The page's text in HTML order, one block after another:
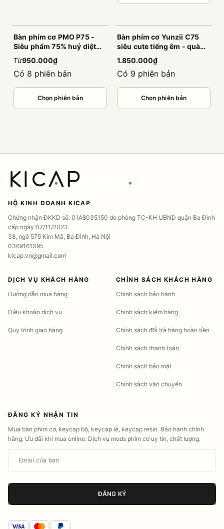
Bàn phím cơ PMO P75 -
Siêu phẩm 75% huỷ diệt
phân khúc 1 triệu
Từ950.000₫
Có 8 phiên bản
Chọn phiên bản
Bàn phím cơ Yunzii C75
siêu cute tiếng êm - quà
tặng dành riêng cho các
bạn nữ
1.850.000₫
Có 9 phiên bản
Chọn phiên bản
HỘ KINH DOANH KICAP
Chứng nhận ĐKKD số: 01A8035150 do phòng TC-KH UBND quận Ba Đình
cấp ngày 07/11/2023
38, ngõ 575 Kim Mã, Ba Đình, Hà Nội
0369161095
kicap.vn@gmail.com
DỊCH VỤ KHÁCH HÀNG
Hướng dẫn mua hàng
Điều khoản dịch vụ
Quy trình giao hàng
CHÍNH SÁCH KHÁCH HÀNG
Chính sách bảo hành
Chính sách kiểm hàng
Chính sách đổi trả hàng hoàn tiền
Chính sách thanh toán
Chính sách bảo mật
Chính sách vận chuyển
ĐĂNG KÝ NHẬN TIN
Mua bàn phím cơ, keycap bộ, keycap lẻ, keycap resin. Bảo hành chính
hãng. Ưu đãi khi mua online. Dịch vụ mods phím cơ uy tín, chất lượng.
ĐĂNG KÝ